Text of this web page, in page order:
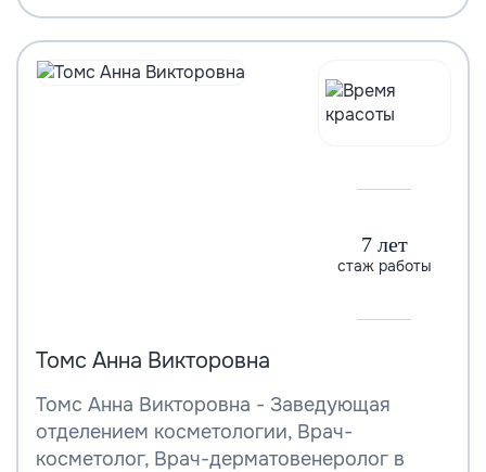
7 лет
стаж работы
Томс Анна Викторовна
Томс Анна Викторовна - Заведующая
отделением косметологии, Врач-
косметолог, Врач-дерматовенеролог в